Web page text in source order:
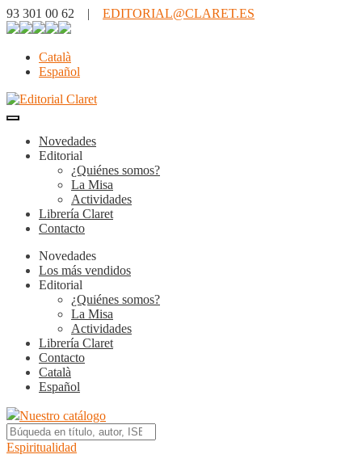
93 301 00 62 | EDITORIAL@CLARET.ES
Català
Español
Novedades
Editorial
¿Quiénes somos?
La Misa
Actividades
Librería Claret
Contacto
Novedades
Los más vendidos
Editorial
¿Quiénes somos?
La Misa
Actividades
Librería Claret
Contacto
Català
Español
Nuestro catálogo
Espiritualidad